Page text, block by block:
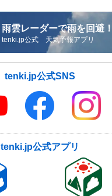
雨雲レーダーで雨を回避！
tenki.jp公式 天気予報アプリ
tenki.jp公式SNS
tenki.jp公式アプリ